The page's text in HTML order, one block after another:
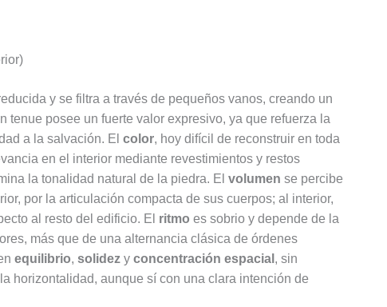
y se filtra a través de pequeños vanos, creando un
tenue posee un fuerte valor expresivo, ya que refuerza la
a la salvación. El color, hoy difícil de reconstruir en toda
en el interior mediante revestimientos y restos
la tonalidad natural de la piedra. El volumen se percibe
por la articulación compacta de sus cuerpos; al interior,
al resto del edificio. El ritmo es sobrio y depende de la
más que de una alternancia clásica de órdenes
equilibrio, solidez y concentración espacial , sin
horizontalidad, aunque sí con una clara intención de